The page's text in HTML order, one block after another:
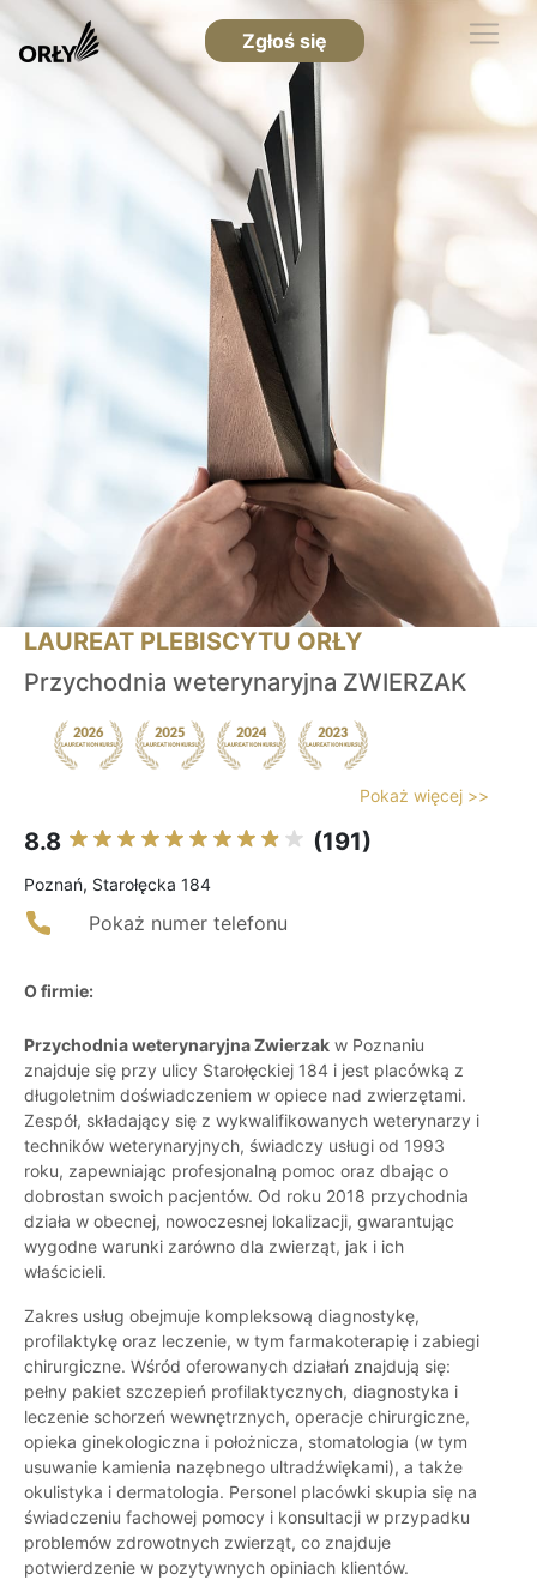
Zgłoś się
LAUREAT PLEBISCYTU ORŁY
Przychodnia weterynaryjna ZWIERZAK
Pokaż więcej >>
8.8 (191)
Poznań, Starołęcka 184
Pokaż numer telefonu
O firmie:
Przychodnia weterynaryjna Zwierzak w Poznaniu
znajduje się przy ulicy Starołęckiej 184 i jest placówką z
długoletnim doświadczeniem w opiece nad zwierzętami.
Zespół, składający się z wykwalifikowanych weterynarzy i
techników weterynaryjnych, świadczy usługi od 1993
roku, zapewniając profesjonalną pomoc oraz dbając o
dobrostan swoich pacjentów. Od roku 2018 przychodnia
działa w obecnej, nowoczesnej lokalizacji, gwarantując
wygodne warunki zarówno dla zwierząt, jak i ich
właścicieli.
Zakres usług obejmuje kompleksową diagnostykę,
profilaktykę oraz leczenie, w tym farmakoterapię i zabiegi
chirurgiczne. Wśród oferowanych działań znajdują się:
pełny pakiet szczepień profilaktycznych, diagnostyka i
leczenie schorzeń wewnętrznych, operacje chirurgiczne,
opieka ginekologiczna i położnicza, stomatologia (w tym
usuwanie kamienia nazębnego ultradźwiękami), a także
okulistyka i dermatologia. Personel placówki skupia się na
świadczeniu fachowej pomocy i konsultacji w przypadku
problemów zdrowotnych zwierząt, co znajduje
potwierdzenie w pozytywnych opiniach klientów.